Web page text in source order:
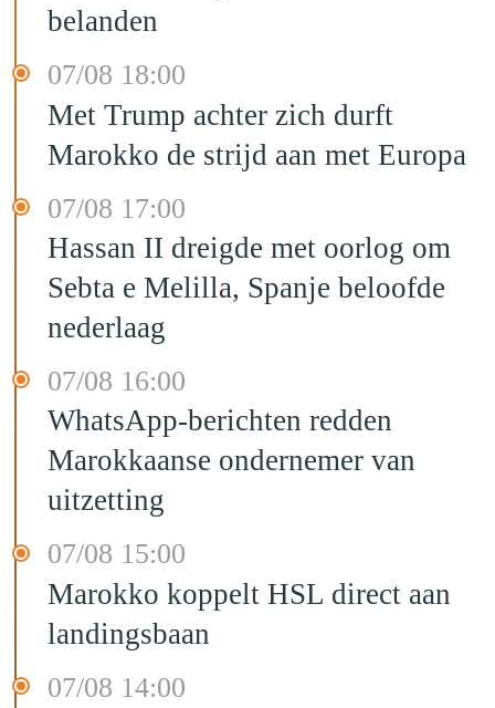
belanden
07/08 18:00
Met Trump achter zich durft
Marokko de strijd aan met Europa
07/08 17:00
Hassan II dreigde met oorlog om
Sebta e Melilla, Spanje beloofde
nederlaag
07/08 16:00
WhatsApp-berichten redden
Marokkaanse ondernemer van
uitzetting
07/08 15:00
Marokko koppelt HSL direct aan
landingsbaan
07/08 14:00